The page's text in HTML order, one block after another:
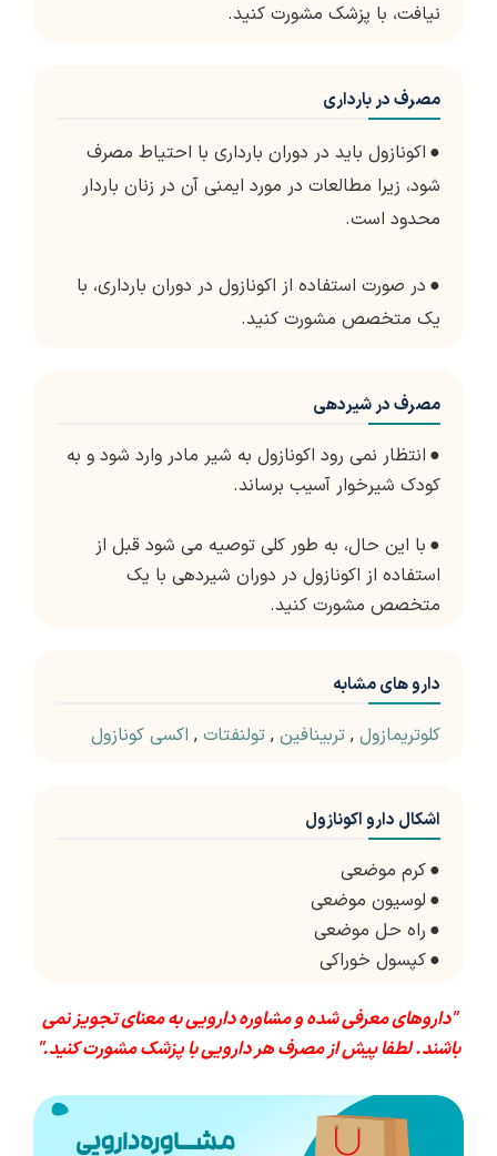
نیافت، با پزشک مشورت کنید.
مصرف در بارداری
● اکونازول باید در دوران بارداری با احتیاط مصرف
شود، زیرا مطالعات در مورد ایمنی آن در زنان باردار
محدود است.
● در صورت استفاده از اکونازول در دوران بارداری، با
یک متخصص مشورت کنید.
مصرف در شیردهی
● انتظار نمی رود اکونازول به شیر مادر وارد شود و به
کودک شیرخوار آسیب برساند.
● با این حال، به طور کلی توصیه می شود قبل از
استفاده از اکونازول در دوران شیردهی با یک
متخصص مشورت کنید.
دارو های مشابه
کلوتریمازول , تربینافین , تولنفتات , اکسی کونازول
اشکال دارو اکونازول
●کرم موضعی
● لوسیون موضعی
● راه حل موضعی
●کپسول خوراکی
"داروهای معرفی شده و مشاوره دارویی به معنای تجویز نمی
باشند. لطفا پیش از مصرف هر دارویی با پزشک مشورت کنید."